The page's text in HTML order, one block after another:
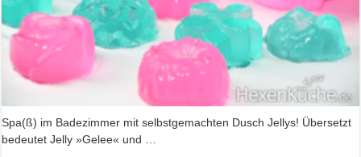
Spa(ß) im Badezimmer mit selbstgemachten Dusch Jellys! Übersetzt
bedeutet Jelly »Gelee« und …